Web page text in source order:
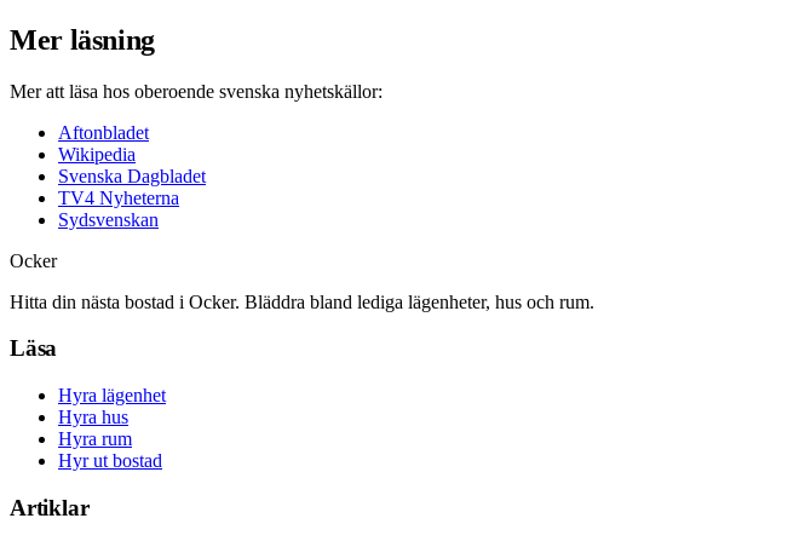
Mer läsning
Mer att läsa hos oberoende svenska nyhetskällor:
Aftonbladet
Wikipedia
Svenska Dagbladet
TV4 Nyheterna
Sydsvenskan
Ocker
Hitta din nästa bostad i Ocker. Bläddra bland lediga lägenheter, hus och rum.
Läsa
Hyra lägenhet
Hyra hus
Hyra rum
Hyr ut bostad
Artiklar